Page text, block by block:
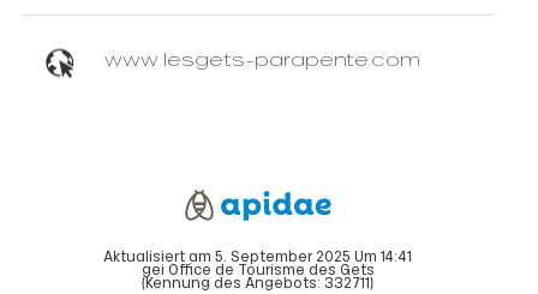
www.lesgets-parapente.com
Aktualisiert am 5. September 2025 Um 14:41
gei Office de Tourisme des Gets
(Kennung des Angebots: 332711)